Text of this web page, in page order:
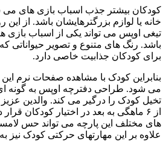
کودکان بیشتر جذب اسباب بازی های می
خانه یا لوازم بزرگترهایشان باشد. از
تیغی اوپس می تواند یکی از اسباب بازی
باشد. رنگ های متنوع و تصویر حیواناتی
برای کودکان جذابیت خاصی دارد.
بنابراین کودک با مشاهده صفحات نرم
می شود. طراحی دفترچه اوپس به گونه
تخیل کودک را درگیر می کند. والدین عزیز
از ۶ ماهگی به بعد در اختیار کودکان
های مختلف این پارچه می تواند حس
علاوه بر این مهارتهای حرکتی کودک